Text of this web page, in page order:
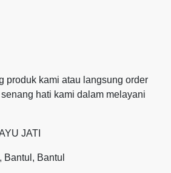
produk kami atau langsung order
hati kami dalam melayani
JATI
Bantul, Bantul